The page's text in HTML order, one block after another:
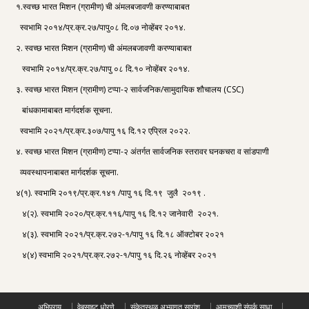
१.स्वच्छ भारत मिशन (ग्रामीण) ची अंमलबजावणी करण्याबाबत
स्वभामि २०१४/प्र.क्र.२७/पापु०८ दि.०७ नोव्हेंबर २०१४.
२. स्वच्छ भारत मिशन (ग्रामीण) ची अंमलबजावणी करण्याबाबत
स्वभामि २०१४/प्र.क्र.२७/पापु ०८ दि.१० नोव्हेंबर २०१४.
३. स्वच्छ भारत मिशन (ग्रामीण) टप्पा-२ सार्वजनिक/सामुदायिक शौचालय (CSC)
बांधकामाबाबत मार्गदर्शक सूचना.
स्वभामि २०२१/प्र.क्र.३०७/पापु १६ दि.१२ एप्रिल २०२२.
४. स्वच्छ भारत मिशन (ग्रामीण) टप्पा-२ अंतर्गत सार्वजनिक स्तरावर घनकचरा व सांडपाणी
व्यवस्थापनाबाबत मार्गदर्शक सूचना.
४(१). स्वभामि २०१९/प्र.क्र.१४१ /पापु १६ दि.१९ जुलै २०१९ .
४(२). स्वभामि २०२०/प्र.क्र.११६/पापु १६ दि.१२ जानेवारी २०२१.
४(३). स्वभामि २०२१/प्र.क्र.२७२-१/पापु १६ दि.१८ ऑक्टोबर २०२१
४(४) स्वभामि २०२१/प्र.क्र.२७२-१/पापु १६ दि.२६ नोव्हेंबर २०२१
अभिप्राय वेबसाइट धोरणे संकेतस्थळ अभ्यागत सारांश आमच्याशी संपर्क साधा